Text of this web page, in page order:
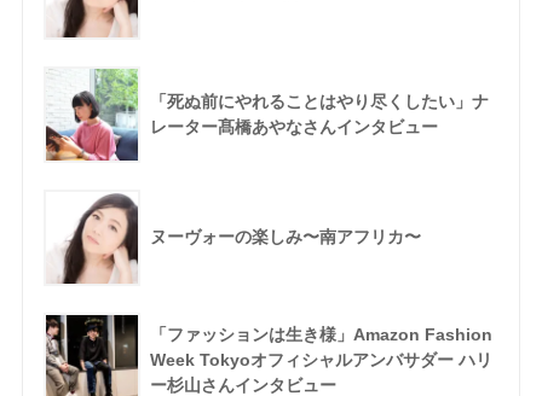
「死ぬ前にやれることはやり尽くしたい」ナ
レーター髙橋あやなさんインタビュー
ヌーヴォーの楽しみ〜南アフリカ〜
「ファッションは生き様」Amazon Fashion
Week Tokyoオフィシャルアンバサダー ハリ
ー杉山さんインタビュー